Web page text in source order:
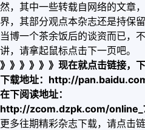
然，其中一些转载自网络的文章
界，其部分观点本杂志还是持保
当博一个茶余饭后的谈资而已，
讲，请拿起鼠标点击下一页吧。
》》》》》》现在就点击链接，
下载地址：http://
在下阅读地址：
http://zcom.dzpk.com/
更多往期精彩杂志下载，请点击